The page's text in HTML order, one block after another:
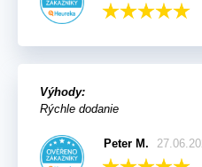
Výhody:
Rýchle dodanie
Peter M.